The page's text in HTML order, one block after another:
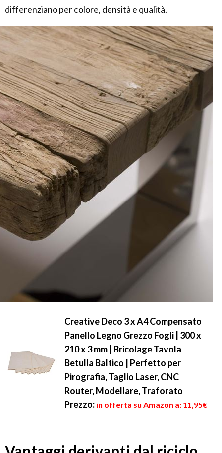
differenziano per colore, densità e qualità.
Creative Deco 3 x A4 Compensato
Panello Legno Grezzo Fogli | 300 x
210 x 3 mm | Bricolage Tavola
Betulla Baltico | Perfetto per
Pirografia, Taglio Laser, CNC
Router, Modellare, Traforato
Prezzo: in offerta su Amazon a: 11,95€